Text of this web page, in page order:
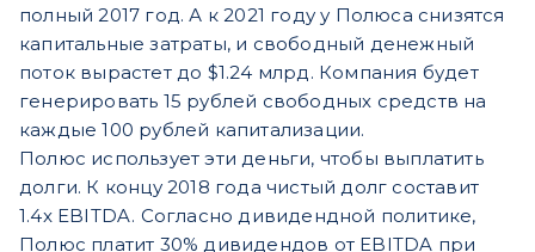
полный 2017 год. А к 2021 году у Полюса снизятся
капитальные затраты, и свободный денежный
поток вырастет до $1.24 млрд. Компания будет
генерировать 15 рублей свободных средств на
каждые 100 рублей капитализации.
Полюс использует эти деньги, чтобы выплатить
долги. К концу 2018 года чистый долг составит
1.4x EBITDA. Согласно дивидендной политике,
Полюс платит 30% дивидендов от EBITDA при